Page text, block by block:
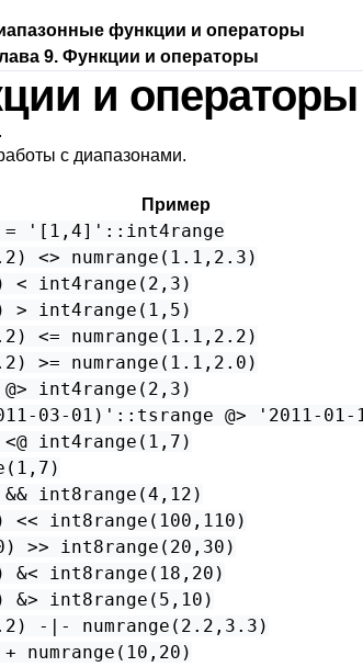
функции и операторы
9. Функции и операторы
и операторы
.
с диапазонами.
Пример
= '[1,4]'::int4range
<> numrange(1.1,2.3)
< int4range(2,3)
> int4range(1,5)
<= numrange(1.1,2.2)
>= numrange(1.1,2.0)
int4range(2,3)
03-01)'::tsrange @> '2011-
int4range(1,7)
int8range(4,12)
<< int8range(100,110)
>> int8range(20,30)
&< int8range(18,20)
&> int8range(5,10)
-|- numrange(2.2,3.3)
numrange(10,20)